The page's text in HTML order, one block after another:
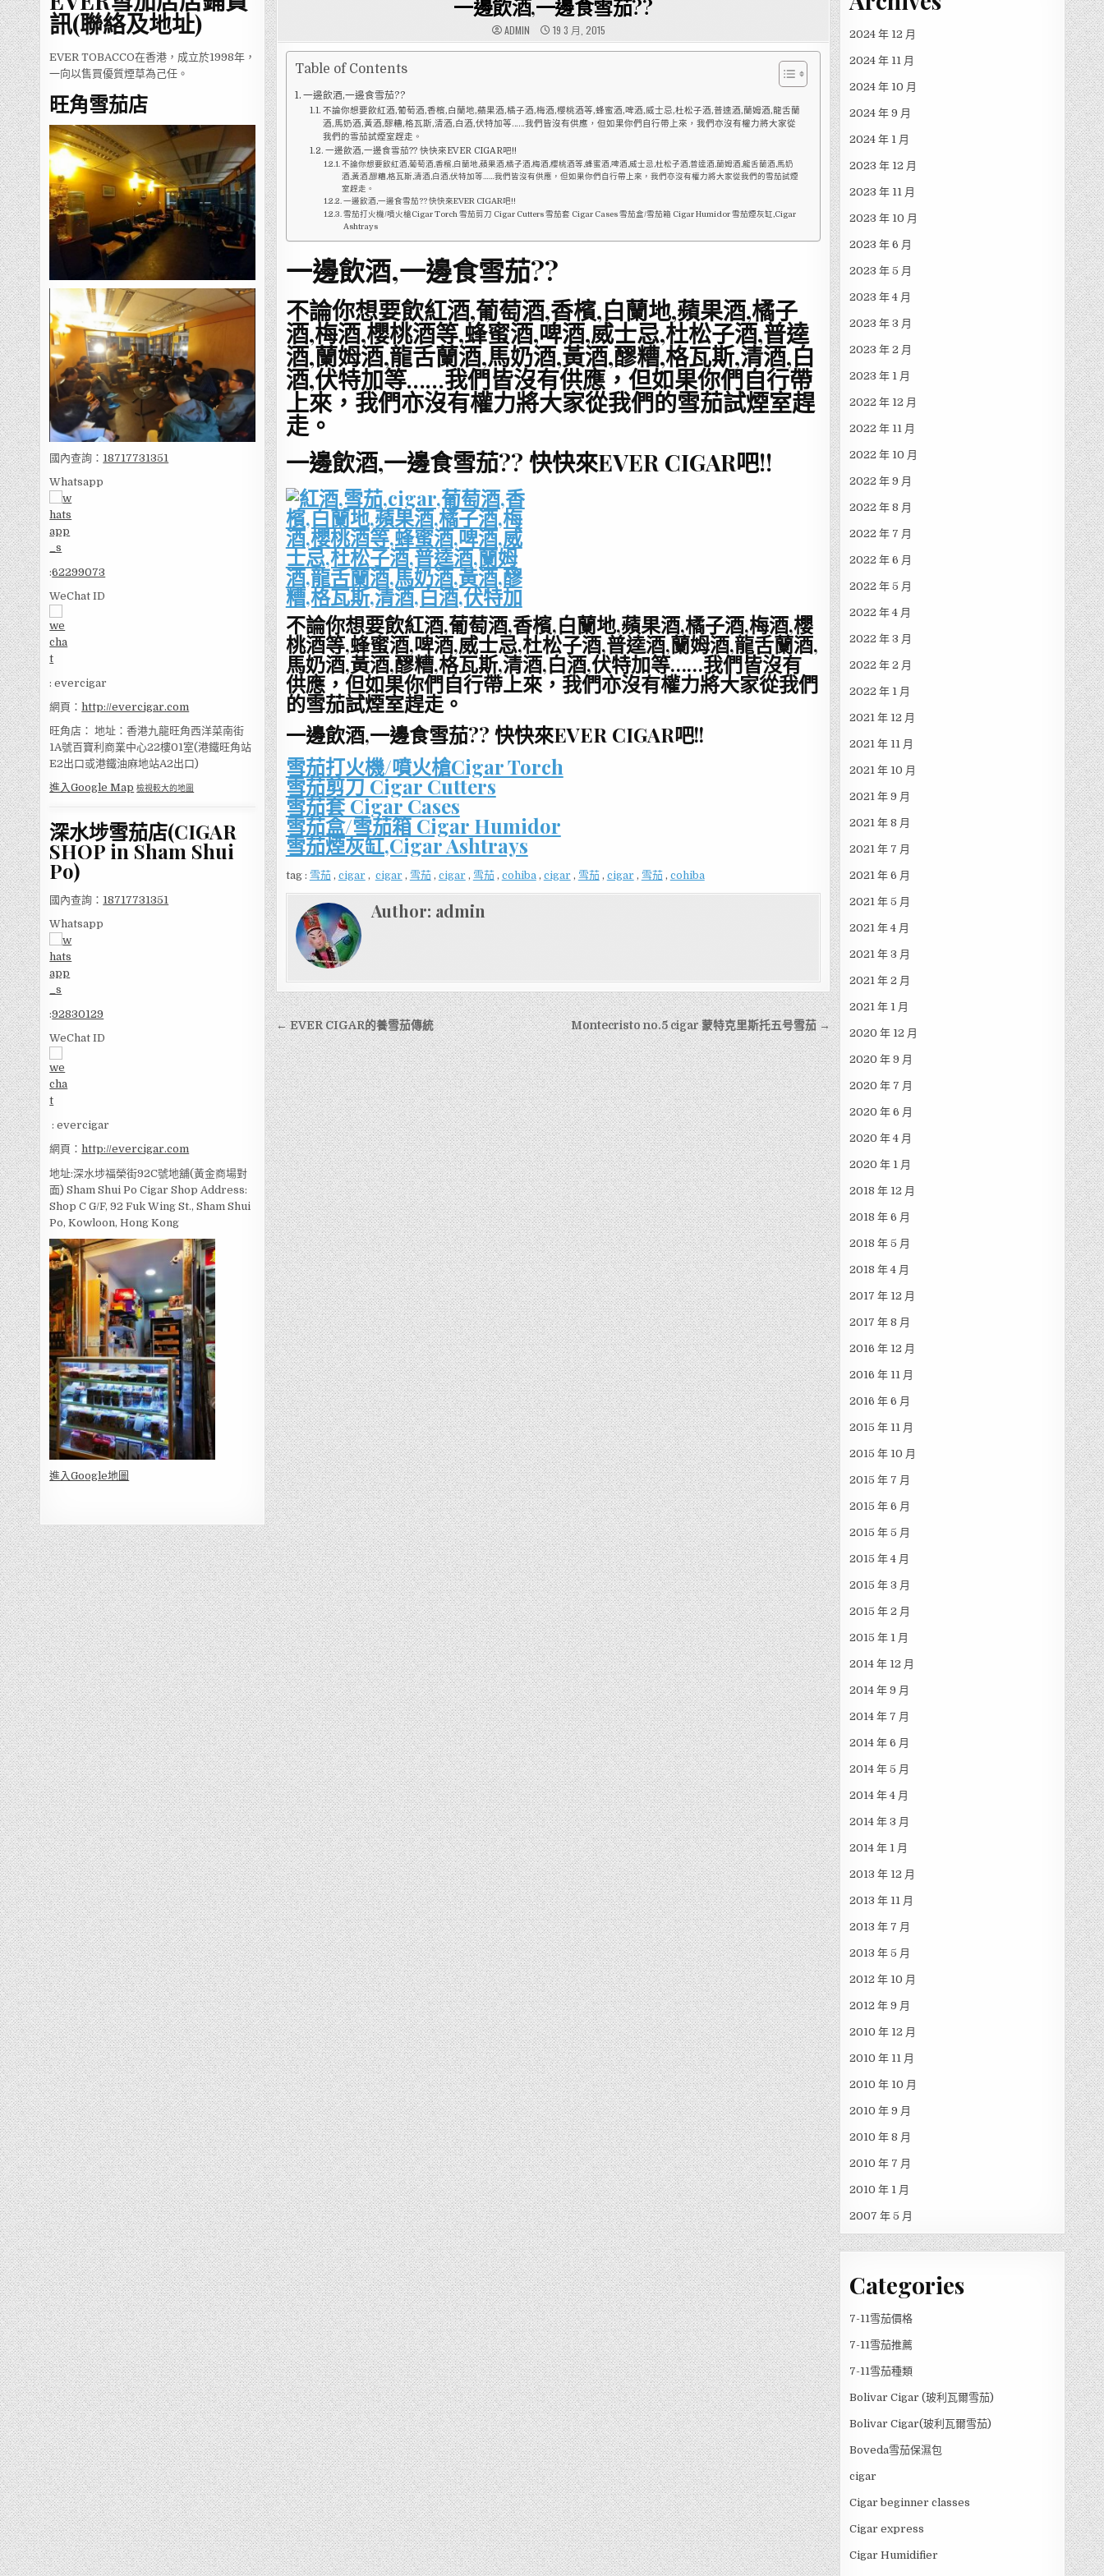
訊(聯絡及地址)
EVER TOBACCO在香港，成立於1998年，
一向以售買優質煙草為己任。
旺角雪茄店
國內查詢： 18717731351
Whatsapp
:62299073
WeChat ID
: evercigar
網頁：http://evercigar.com
旺角店： 地址：香港九龍旺角西洋菜南街
1A號百寶利商業中心22樓01室(港鐵旺角站
E2出口或港鐵油麻地站A2出口)
進入Google Map 檢視較大的地圖
深水埗雪茄店(CIGAR
SHOP in Sham Shui
Po)
國內查詢： 18717731351
Whatsapp
:92830129
WeChat ID
: evercigar
網頁：http://evercigar.com
地址:深水埗福榮街92C號地舖(黃金商場對
面) Sham Shui Po Cigar Shop Address:
Shop C G/F, 92 Fuk Wing St., Sham Shui
Po, Kowloon, Hong Kong
進入Google地圖
一邊飲酒,一邊食雪茄??
ADMIN 19 3 月, 2015
Table of Contents
一邊飲酒,一邊食雪茄??
不論你想要飲紅酒,葡萄酒,香檳,白蘭地,蘋果酒,橘子酒,梅酒,櫻桃酒等,蜂蜜酒,啤酒,威士忌,杜松子酒,普逵酒,蘭姆酒,龍舌蘭
酒,馬奶酒,黃酒,醪糟,格瓦斯,清酒,白酒,伏特加等……我們皆沒有供應，但如果你們自行帶上來，我們亦沒有權力將大家從
我們的雪茄試煙室趕走。
一邊飲酒,一邊食雪茄?? 快快來EVER CIGAR吧!!
不論你想要飲紅酒,葡萄酒,香檳,白蘭地,蘋果酒,橘子酒,梅酒,櫻桃酒等,蜂蜜酒,啤酒,威士忌,杜松子酒,普逵酒,蘭姆酒,龍舌蘭酒,馬奶
酒,黃酒,醪糟,格瓦斯,清酒,白酒,伏特加等……我們皆沒有供應，但如果你們自行帶上來，我們亦沒有權力將大家從我們的雪茄試煙
室趕走。
一邊飲酒,一邊食雪茄?? 快快來EVER CIGAR吧!!
雪茄打火機/噴火槍Cigar Torch 雪茄剪刀 Cigar Cutters 雪茄套 Cigar Cases 雪茄盒/雪茄箱 Cigar Humidor 雪茄煙灰缸,Cigar
Ashtrays
一邊飲酒,一邊食雪茄??
不論你想要飲紅酒,葡萄酒,香檳,白蘭地,蘋果酒,橘子
酒,梅酒,櫻桃酒等,蜂蜜酒,啤酒,威士忌,杜松子酒,普逵
酒,蘭姆酒,龍舌蘭酒,馬奶酒,黃酒,醪糟,格瓦斯,清酒,白
酒,伏特加等……我們皆沒有供應，但如果你們自行帶
上來，我們亦沒有權力將大家從我們的雪茄試煙室趕
走。
一邊飲酒,一邊食雪茄?? 快快來EVER CIGAR吧!!
不論你想要飲紅酒,葡萄酒,香檳,白蘭地,蘋果酒,橘子酒,梅酒,櫻
桃酒等,蜂蜜酒,啤酒,威士忌,杜松子酒,普逵酒,蘭姆酒,龍舌蘭酒,
馬奶酒,黃酒,醪糟,格瓦斯,清酒,白酒,伏特加等……我們皆沒有
供應，但如果你們自行帶上來，我們亦沒有權力將大家從我們
的雪茄試煙室趕走。
一邊飲酒,一邊食雪茄?? 快快來EVER CIGAR吧!!
雪茄打火機/噴火槍Cigar Torch
雪茄剪刀 Cigar Cutters
雪茄套 Cigar Cases
雪茄盒/雪茄箱 Cigar Humidor
雪茄煙灰缸,Cigar Ashtrays
tag : 雪茄, cigar , cigar , 雪茄, cigar , 雪茄, cohiba, cigar , 雪茄, cigar , 雪茄, cohiba
Author: admin
文
章
導
覽
Montecristo no.5 cigar 蒙特克里斯托五号雪茄 →
← EVER CIGAR的養雪茄傳統
2024 年 12 月
2024 年 11 月
2024 年 10 月
2024 年 9 月
2024 年 1 月
2023 年 12 月
2023 年 11 月
2023 年 10 月
2023 年 6 月
2023 年 5 月
2023 年 4 月
2023 年 3 月
2023 年 2 月
2023 年 1 月
2022 年 12 月
2022 年 11 月
2022 年 10 月
2022 年 9 月
2022 年 8 月
2022 年 7 月
2022 年 6 月
2022 年 5 月
2022 年 4 月
2022 年 3 月
2022 年 2 月
2022 年 1 月
2021 年 12 月
2021 年 11 月
2021 年 10 月
2021 年 9 月
2021 年 8 月
2021 年 7 月
2021 年 6 月
2021 年 5 月
2021 年 4 月
2021 年 3 月
2021 年 2 月
2021 年 1 月
2020 年 12 月
2020 年 9 月
2020 年 7 月
2020 年 6 月
2020 年 4 月
2020 年 1 月
2018 年 12 月
2018 年 6 月
2018 年 5 月
2018 年 4 月
2017 年 12 月
2017 年 8 月
2016 年 12 月
2016 年 11 月
2016 年 6 月
2015 年 11 月
2015 年 10 月
2015 年 7 月
2015 年 6 月
2015 年 5 月
2015 年 4 月
2015 年 3 月
2015 年 2 月
2015 年 1 月
2014 年 12 月
2014 年 9 月
2014 年 7 月
2014 年 6 月
2014 年 5 月
2014 年 4 月
2014 年 3 月
2014 年 1 月
2013 年 12 月
2013 年 11 月
2013 年 7 月
2013 年 5 月
2012 年 10 月
2012 年 9 月
2010 年 12 月
2010 年 11 月
2010 年 10 月
2010 年 9 月
2010 年 8 月
2010 年 7 月
2010 年 1 月
2007 年 5 月
Categories
7-11雪茄價格
7-11雪茄推薦
7-11雪茄種類
Bolivar Cigar (玻利瓦爾雪茄)
Bolivar Cigar(玻利瓦爾雪茄)
Boveda雪茄保濕包
cigar
Cigar beginner classes
Cigar express
Cigar Humidifier